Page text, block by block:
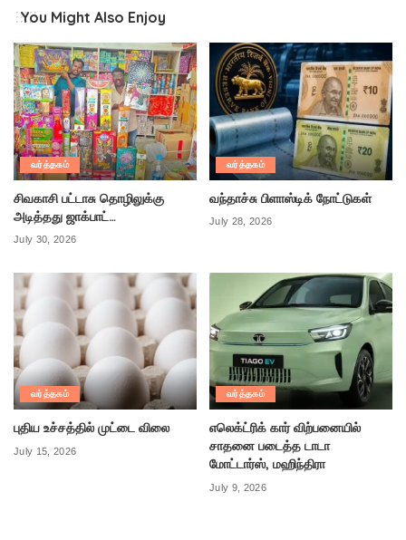
You Might Also Enjoy
வர்த்தகம்
சிவகாசி பட்டாசு தொழிலுக்கு
அடித்தது ஜாக்பாட்…
July 30, 2026
வர்த்தகம்
வந்தாச்சு பிளாஸ்டிக் நோட்டுகள்
July 28, 2026
வர்த்தகம்
புதிய உச்சத்தில் முட்டை விலை
July 15, 2026
வர்த்தகம்
எலெக்ட்ரிக் கார் விற்பனையில்
சாதனை படைத்த டாடா
மோட்டார்ஸ், மஹிந்திரா
July 9, 2026